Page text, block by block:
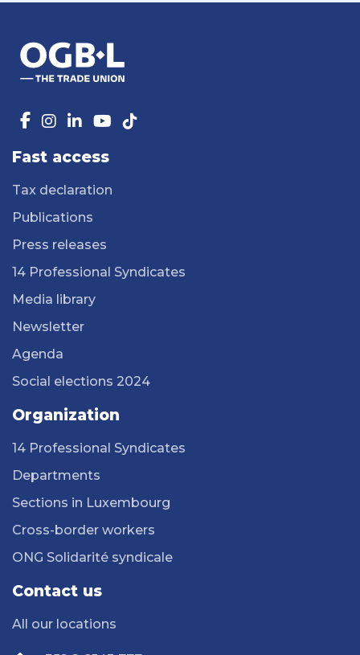
Fast access
Tax declaration
Publications
Press releases
14 Professional Syndicates
Media library
Newsletter
Agenda
Social elections 2024
Organization
14 Professional Syndicates
Departments
Sections in Luxembourg
Cross-border workers
ONG Solidarité syndicale
Contact us
All our locations